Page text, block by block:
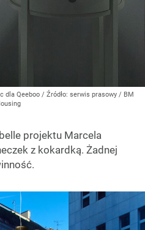
dla Qeeboo / Źródło: serwis prasowy / BM
projektu Marcela
z kokardką. Żadnej